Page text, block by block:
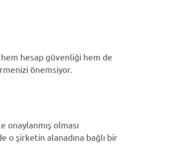
hesap güvenliği hem de
önemsiyor.
onaylanmış olması
o şirketin alanadına bağlı bir